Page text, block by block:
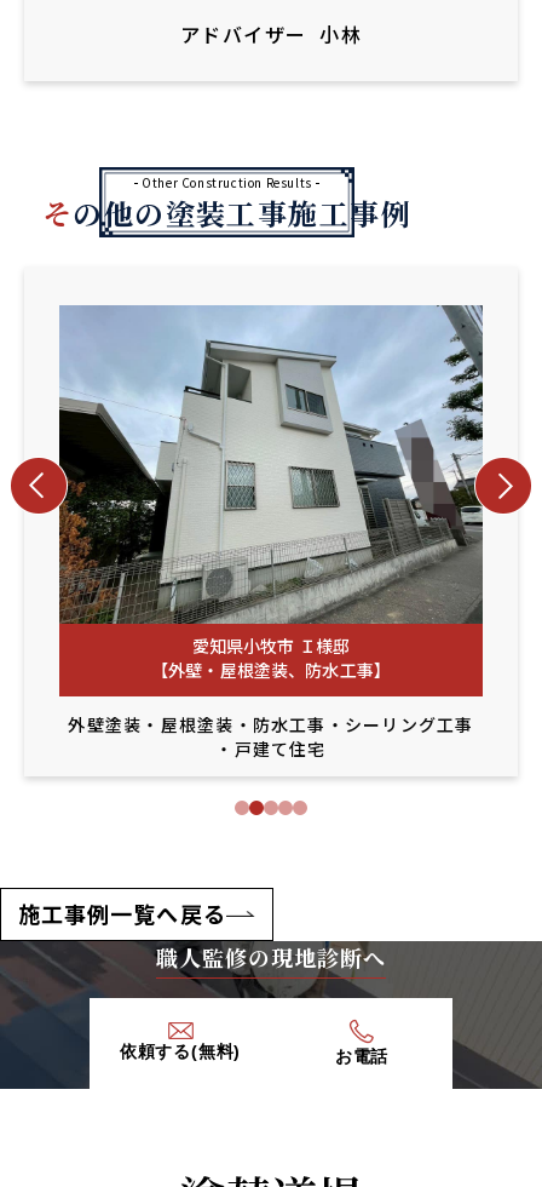
アドバイザー 小林
Other Construction Results
その他の塗装工事施工事例
愛知県小牧市 Ｉ様邸
【外壁・屋根塗装、防水工事】
外壁塗装 ・ 屋根塗装 ・ 防水工事 ・ シーリング工事
・ 戸建て住宅
施工事例一覧へ戻る
職人監修の現地診断へ
依頼する(無料) お電話